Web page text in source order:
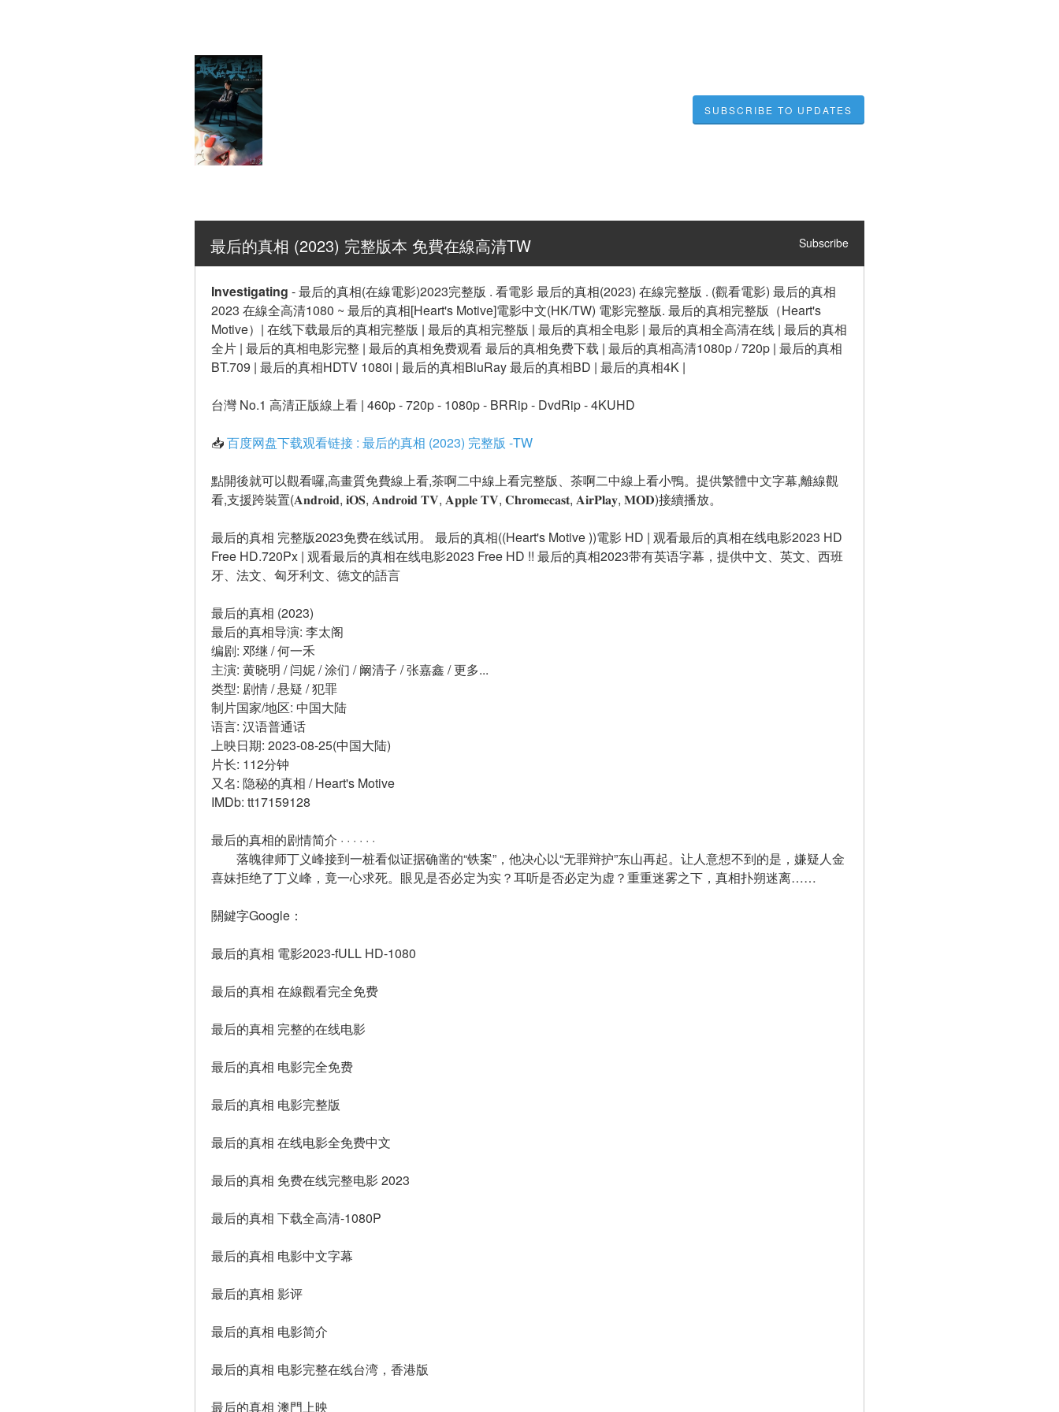
SUBSCRIBE TO UPDATES
最后的真相 (2023) 完整版本 免費在線高清TW Subscribe
Investigating -最后的真相(在線電影)2023完整版 . 看電影 最后的真相(2023) 在線完整版 . (觀看電影) 最后的真相
2023 在線全高清1080 ~ 最后的真相[Heart's Motive]電影中文(HK/TW) 電影完整版. 最后的真相完整版（Heart's
Motive）| 在线下载最后的真相完整版 | 最后的真相完整版 | 最后的真相全电影 | 最后的真相全高清在线 | 最后的真相
全片 | 最后的真相电影完整 | 最后的真相免费观看 最后的真相免费下载 | 最后的真相高清1080p / 720p | 最后的真相
BT.709 | 最后的真相HDTV 1080i | 最后的真相BluRay 最后的真相BD | 最后的真相4K |
台灣 No.1 高清正版線上看 | 460p - 720p - 1080p - BRRip - DvdRip - 4KUHD
📥 百度网盘下载观看链接 : 最后的真相 (2023) 完整版 -TW
點開後就可以觀看囉,高畫質免費線上看,茶啊二中線上看完整版、茶啊二中線上看小鴨。提供繁體中文字幕,離線觀
看,支援跨裝置(𝐀𝐧𝐝𝐫𝐨𝐢𝐝, 𝐢𝐎𝐒, 𝐀𝐧𝐝𝐫𝐨𝐢𝐝 𝐓𝐕, 𝐀𝐩𝐩𝐥𝐞 𝐓𝐕, 𝐂𝐡𝐫𝐨𝐦𝐞𝐜𝐚𝐬𝐭, 𝐀𝐢𝐫𝐏𝐥𝐚𝐲, 𝐌𝐎𝐃)接續播放。
最后的真相 完整版2023免费在线试用。 最后的真相((Heart's Motive ))電影 HD | 观看最后的真相在线电影2023 HD
Free HD.720Px | 观看最后的真相在线电影2023 Free HD !! 最后的真相2023带有英语字幕，提供中文、英文、西班
牙、法文、匈牙利文、德文的語言
最后的真相 (2023)
最后的真相导演: 李太阁
编剧: 邓继 / 何一禾
主演: 黄晓明 / 闫妮 / 涂们 / 阚清子 / 张嘉鑫 / 更多...
类型: 剧情 / 悬疑 / 犯罪
制片国家/地区: 中国大陆
语言: 汉语普通话
上映日期: 2023-08-25(中国大陆)
片长: 112分钟
又名: 隐秘的真相 / Heart's Motive
IMDb: tt17159128
最后的真相的剧情简介 · · · · · ·
落魄律师丁义峰接到一桩看似证据确凿的“铁案”，他决心以“无罪辩护”东山再起。让人意想不到的是，嫌疑人金
喜妹拒绝了丁义峰，竟一心求死。眼见是否必定为实？耳听是否必定为虚？重重迷雾之下，真相扑朔迷离……
關鍵字Google：
最后的真相 電影2023-fULL HD-1080
最后的真相 在線觀看完全免费
最后的真相 完整的在线电影
最后的真相 电影完全免费
最后的真相 电影完整版
最后的真相 在线电影全免费中文
最后的真相 免费在线完整电影 2023
最后的真相 下载全高清-1080P
最后的真相 电影中文字幕
最后的真相 影评
最后的真相 电影简介
最后的真相 电影完整在线台湾，香港版
最后的真相 澳門上映